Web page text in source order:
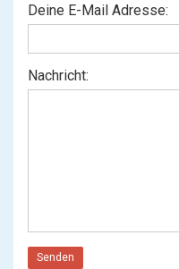
Deine E-Mail Adresse:
Nachricht:
Senden